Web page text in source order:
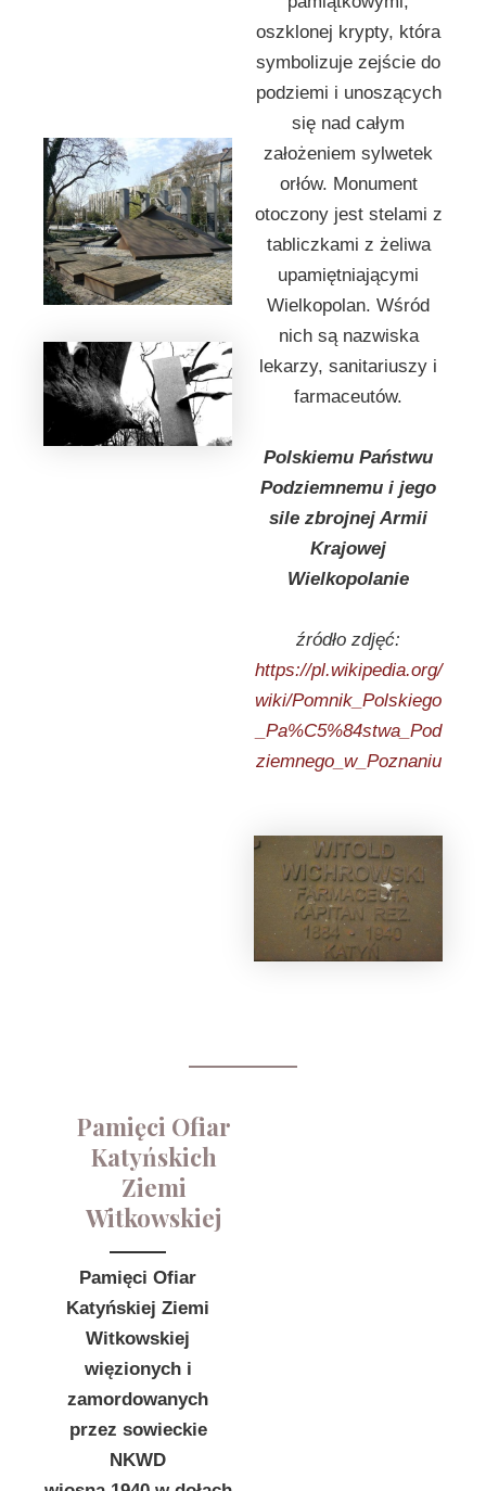
oszklonej krypty, która
symbolizuje zejście do
podziemi i unoszących
się nad całym
założeniem sylwetek
orłów. Monument
otoczony jest stelami z
tabliczkami z żeliwa
upamiętniającymi
Wielkopolan. Wśród
nich są nazwiska
lekarzy, sanitariuszy i
farmaceutów.
Polskiemu Państwu
Podziemnemu i jego
sile zbrojnej Armii
Krajowej
Wielkopolanie
źródło zdjęć:
https://pl.wikipedia.org/
wiki/Pomnik_Polskiego
_Pa%C5%84stwa_Pod
ziemnego_w_Poznaniu
Pamięci Ofiar
Katyńskich
Ziemi
Witkowskiej
Pamięci Ofiar
Katyńskiej Ziemi
Witkowskiej
więzionych i
zamordowanych
przez sowieckie
NKWD